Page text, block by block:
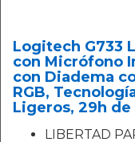
Logitech G733
con Micrófono
con Diadema
RGB,
Ligeros, 29h de
LIBERTAD